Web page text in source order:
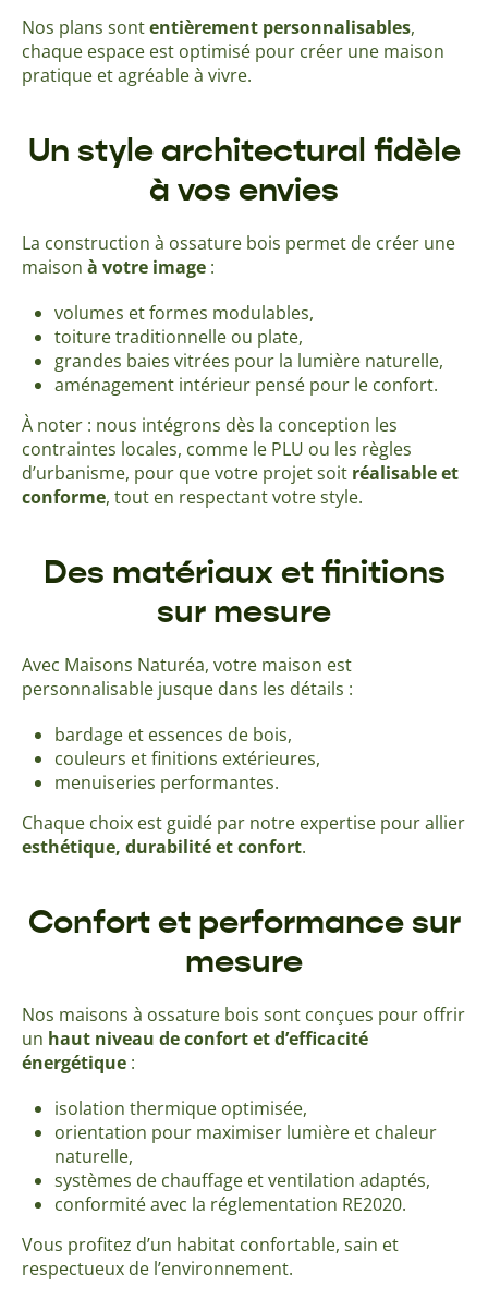
Nos plans sontentièrement personnalisables,
chaque espace est optimisé pour créer une maison
pratique et agréable à vivre.
Un style architectural fidèle
à vos envies
La construction à ossature bois permet de créer une
maison à votre image :
volumes et formes modulables,
toiture traditionnelle ou plate,
grandes baies vitrées pour la lumière naturelle,
aménagement intérieur pensé pour le confort.
À noter : nous intégrons dès la conception les
contraintes locales, comme le PLU ou les règles
d’urbanisme, pour que votre projet soit réalisable et
conforme, tout en respectant votre style.
Des matériaux et finitions
sur mesure
Avec Maisons Naturéa, votre maison est
personnalisable jusque dans les détails :
bardage et essences de bois,
couleurs et finitions extérieures,
menuiseries performantes.
Chaque choix est guidé par notre expertise pour allier
esthétique, durabilité et confort.
Confort et performance sur
mesure
Nos maisons à ossature bois sont conçues pour offrir
un haut niveau de confort et d’efficacité
énergétique :
isolation thermique optimisée,
orientation pour maximiser lumière et chaleur
naturelle,
systèmes de chauffage et ventilation adaptés,
conformité avec la réglementation RE2020.
Vous profitez d’un habitat confortable, sain et
respectueux de l’environnement.